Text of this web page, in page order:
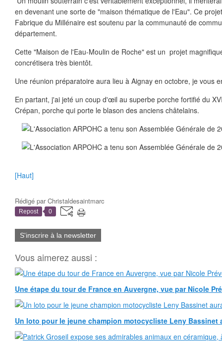
en devenant une sorte de "maison thématique de l'Eau". Ce
Fabrique du Millénaire est soutenu par la communauté de
département.
Cette "Maison de l'Eau-Moulin de Roche" est un projet
concrétisera très bientôt.
Une réunion préparatoire aura lieu à Aignay en octobre, je vous
En partant, j'ai jeté un coup d'œil au superbe porche fortifié du
Crépan, porche qui porte le blason des anciens châtelains.
[Haut]
Rédigé parChristaldesaintmarc
Repost 0
S'inscrire à la newsletter
Vous aimerez aussi :
Une étape du tour de France en Auvergne, vue par Nicole
Un loto pour le jeune champion motocycliste Leny Bassinet